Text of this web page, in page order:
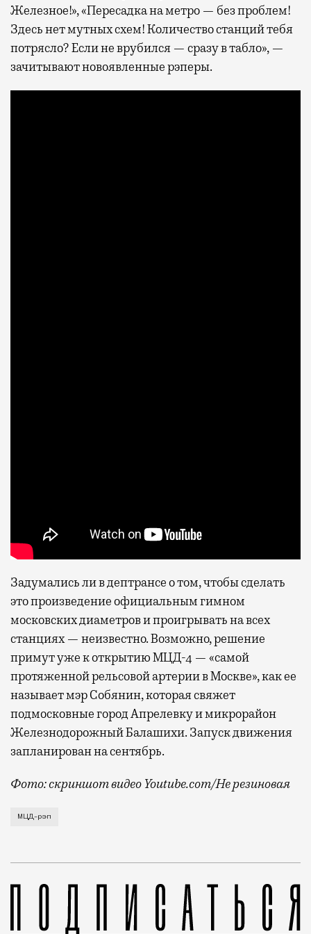
Железное!», «Пересадка на метро — без проблем!
Здесь нет мутных схем! Количество станций тебя
потрясло? Если не врубился — сразу в табло», —
зачитывают новоявленные рэперы.
Задумались ли в дептрансе о том, чтобы сделать
это произведение официальным гимном
московских диаметров и проигрывать на всех
станциях — неизвестно. Возможно, решение
примут уже к открытию МЦД-4 — «самой
протяженной рельсовой артерии в Москве», как ее
называет мэр Собянин, которая свяжет
подмосковные город Апрелевку и микрорайон
Железнодорожный Балашихи. Запуск движения
запланирован на сентябрь.
Фото: скриншот видео Youtube.com/Не резиновая
Трек об «офигенных трех путях» представляет
МЦД-рэп